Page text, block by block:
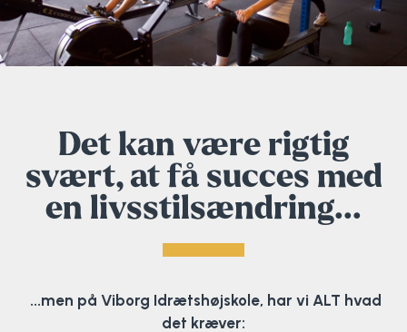
Det kan være rigtig
svært, at få succes med
en livsstilsændring...
...men på Viborg Idrætshøjskole, har vi ALT hvad
det kræver: